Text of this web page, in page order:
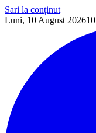
Sari la conținut
Luni, 10 August 202610